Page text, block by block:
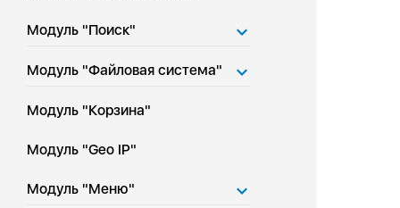
Модуль "Поиск"
Модуль "Файловая система"
Модуль "Корзина"
Модуль "Geo IP"
Модуль "Меню"